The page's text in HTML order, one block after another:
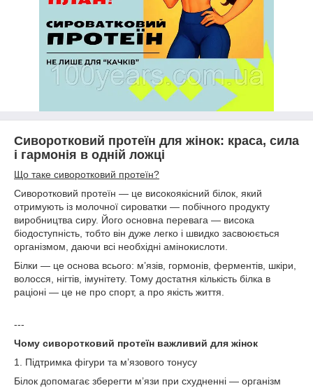
Сиворотковий протеїн для жінок: краса, сила
і гармонія в одній ложці
Що таке сиворотковий протеїн?
Сиворотковий протеїн — це високоякісний білок, який
отримують із молочної сироватки — побічного продукту
виробництва сиру. Його основна перевага — висока
біодоступність, тобто він дуже легко і швидко засвоюється
організмом, даючи всі необхідні амінокислоти.
Білки — це основа всього: м’язів, гормонів, ферментів, шкіри,
волосся, нігтів, імунітету. Тому достатня кількість білка в
раціоні — це не про спорт, а про якість життя.
---
Чому сиворотковий протеїн важливий для жінок
1. Підтримка фігури та м’язового тонусу
Білок допомагає зберегти м’язи при схудненні — організм